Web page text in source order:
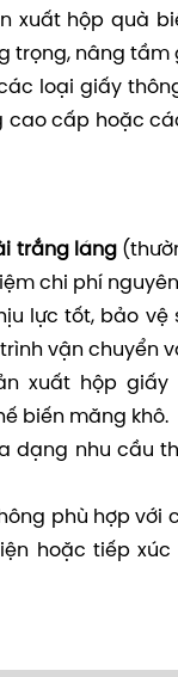
xuất hộp quà
trọng, nâng tầm
loại giấy
cao cấp hoặc
trắng láng
chi phí
lực tốt, bảo vệ
vận chuyển
xuất hộp giấy
biến măng khô.
dạng nhu cầu
phù hợp với
hoặc tiếp